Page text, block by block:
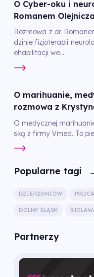
O Cyber-oku i
Romanem
Rozmowa z dr
dzinie fizjoterapii
ehabilitacji we...
O marihuanie,
rozmowa z
O medycznej
ską z firmy Vmed. To
Popularne tagi
DZIERŻONIÓW
DOLNY ŚLĄSK
Partnerzy